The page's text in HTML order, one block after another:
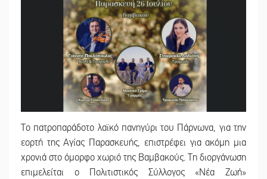
Το πατροπαράδοτο λαϊκό πανηγύρι του Πάρνωνα, για την
εορτή της Αγίας Παρασκευής, επιστρέφει για ακόμη μια
χρονιά στο όμορφο χωριό της Βαμβακούς. Τη διοργάνωση
επιμελείται ο Πολιτιστικός Σύλλογος «Νέα Ζωή»